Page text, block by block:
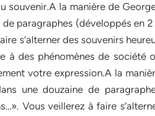
souvenir.A la manière de
paragraphes (développés en 2
s’alterner des souvenirs
à des phénomènes de société
votre expression.A la
une douzaine de
Vous veillerez à faire